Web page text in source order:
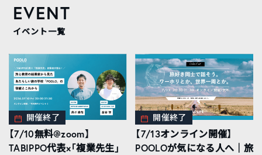
EVENT
イベント一覧
開催終了
【7/10無料@zoom】
TABIPPO代表×「複業先生」
開催終了
【7/13オンライン開催】
POOLOが気になる人へ｜旅